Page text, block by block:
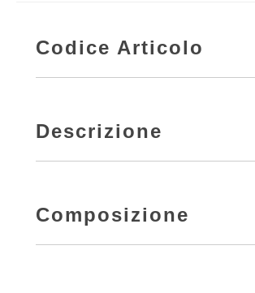
Codice Articolo
Descrizione
Composizione